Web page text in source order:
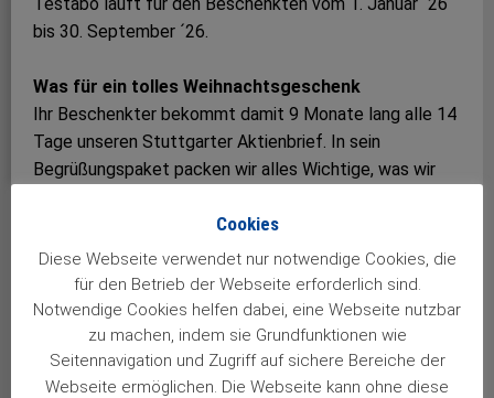
bis 30. September ´26.
Was für ein tolles Weihnachtsgeschenk
Ihr Beschenkter bekommt damit 9 Monate lang alle 14
Tage unseren Stuttgarter Aktienbrief. In sein
Begrüßungspaket packen wir alles Wichtige, was wir
Jubiläumsbuch”. Obendrauf noch eine schicke Urkunde,
damit der Beschenkte auch weiß, wem er dieses tolle
Geschenk zu verdanken hat.
Sie brauchen dazu nichts anderes zu tun, als hier
anzuklicken, den Rest erledigen wir …
Cookies
Diese Webseite verwendet nur notwendige Cookies, die
für den Betrieb der Webseite erforderlich sind.
Notwendige Cookies helfen dabei, eine Webseite nutzbar
zu machen, indem sie Grundfunktionen wie
Seitennavigation und Zugriff auf sichere Bereiche der
Webseite ermöglichen. Die Webseite kann ohne diese